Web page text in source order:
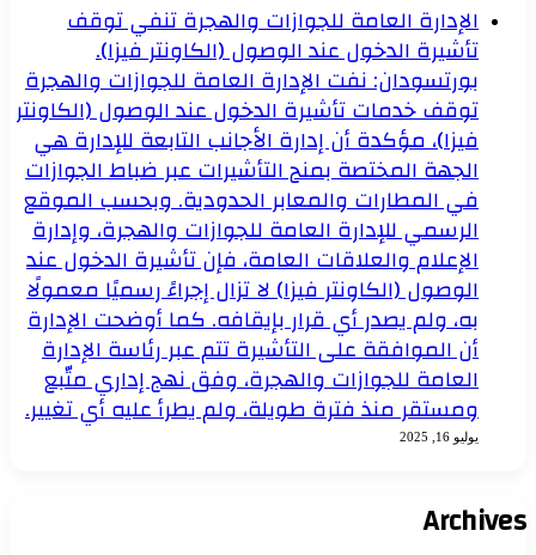
الإدارة العامة للجوازات والهجرة تنفي توقف
تأشيرة الدخول عند الوصول (الكاونتر فيزا).
بورتسودان: نفت الإدارة العامة للجوازات والهجرة
توقف خدمات تأشيرة الدخول عند الوصول (الكاونتر
فيزا)، مؤكدة أن إدارة الأجانب التابعة للإدارة هي
الجهة المختصة بمنح التأشيرات عبر ضباط الجوازات
في المطارات والمعابر الحدودية. وبحسب الموقع
الرسمي للإدارة العامة للجوازات والهجرة، وإدارة
الإعلام والعلاقات العامة، فإن تأشيرة الدخول عند
الوصول (الكاونتر فيزا) لا تزال إجراءً رسميًا معمولًا
به، ولم يصدر أي قرار بإيقافه. كما أوضحت الإدارة
أن الموافقة على التأشيرة تتم عبر رئاسة الإدارة
العامة للجوازات والهجرة، وفق نهج إداري متّبع
ومستقر منذ فترة طويلة، ولم يطرأ عليه أي تغيير.
يوليو 16, 2025
Archives